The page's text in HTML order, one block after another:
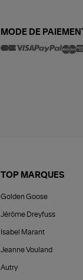
MODE DE PAIEMENT
TOP MARQUES
Golden Goose
Jérôme Dreyfuss
Isabel Marant
Jeanne Vouland
Autry